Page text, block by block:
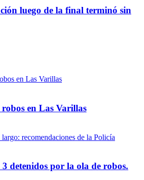
luego de la final terminó sin
en Las Varillas
detenidos por la ola de robos.